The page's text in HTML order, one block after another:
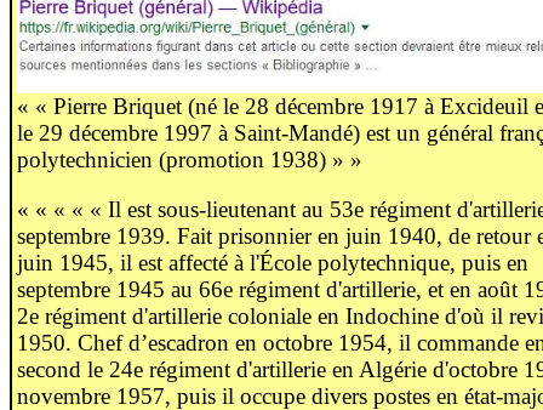
« « Pierre Briquet (né le 28 décembre 1917 à Excideuil
le 29 décembre 1997 à Saint-Mandé) est un général
polytechnicien (promotion 1938) » »
« « « « « Il est sous-lieutenant au 53e régiment
septembre 1939. Fait prisonnier en juin 1940, de retour
juin 1945, il est affecté à l'École polytechnique, puis en
septembre 1945 au 66e régiment d'artillerie, et en août
2e régiment d'artillerie coloniale en Indochine d'où il
1950. Chef d’escadron en octobre 1954, il commande
second le 24e régiment d'artillerie en Algérie d'octobre
novembre 1957, puis il occupe divers postes en état-